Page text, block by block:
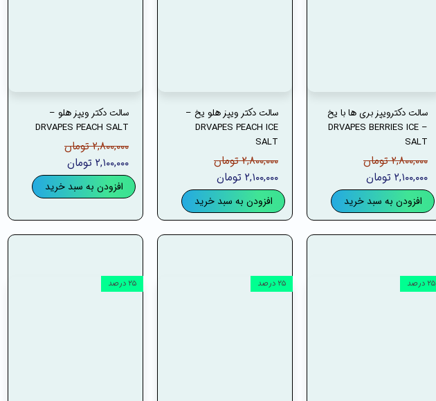
سالت دکترویپز بری ها با یخ
– DRVAPES BERRIES ICE
SALT
۲,۸۰۰,۰۰۰ تومان
۲,۱۰۰,۰۰۰ تومان
افزودن به سبد خرید
سالت دکتر ویپز هلو یخ –
DRVAPES PEACH ICE
SALT
۲,۸۰۰,۰۰۰ تومان
۲,۱۰۰,۰۰۰ تومان
افزودن به سبد خرید
سالت دکتر ویپز هلو –
DRVAPES PEACH SALT
۲,۸۰۰,۰۰۰ تومان
۲,۱۰۰,۰۰۰ تومان
افزودن به سبد خرید
۲۵ درصد ۲۵ درصد ۲۵ درصد